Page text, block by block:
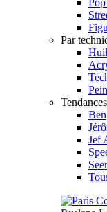
Par
Tendances
Ben
Jef